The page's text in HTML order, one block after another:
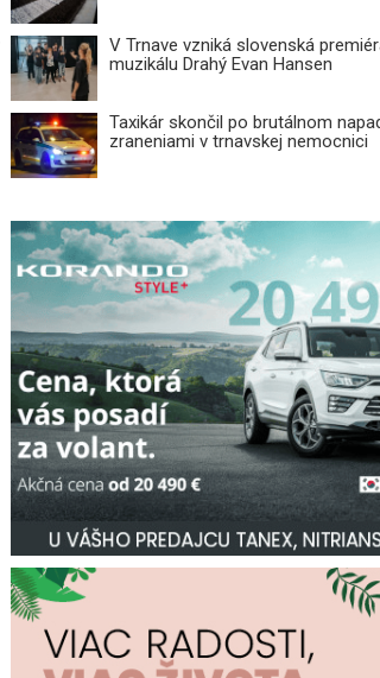
V Trnave vzniká slovenská
muzikálu Drahý Evan Hansen
Taxikár skončil po brutálnom
zraneniami v trnavskej nemocnici